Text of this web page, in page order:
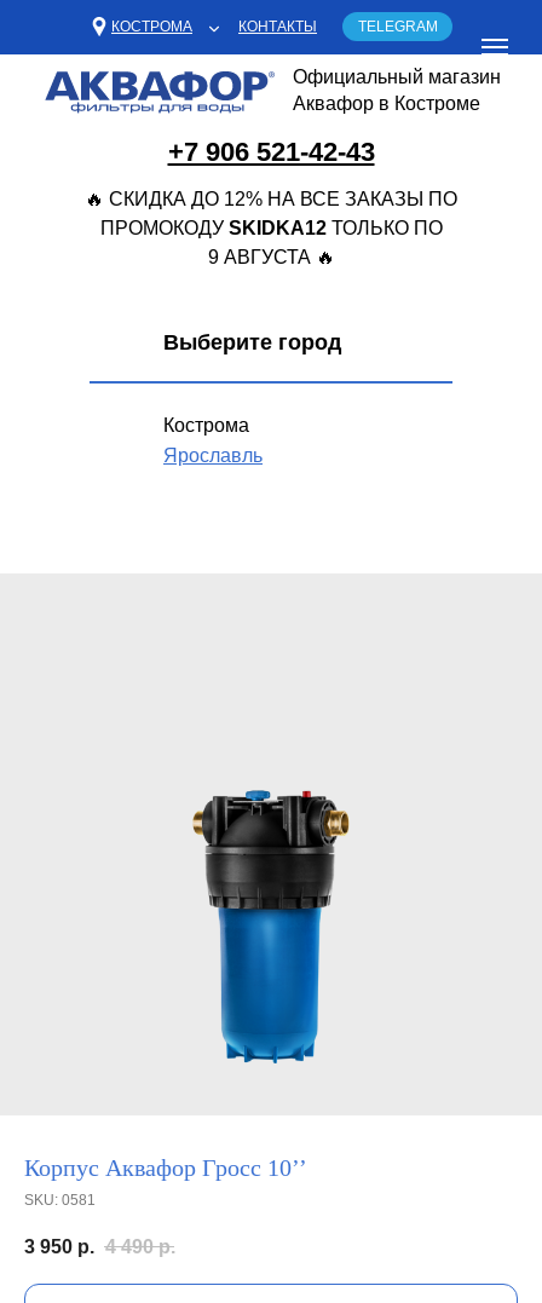
+7 906 521-42-43
КОСТРОМА
Официальный магазин
Аквафор в Костроме
🔥 СКИДКА ДО 12% НА ВСЕ ЗАКАЗЫ ПО
ПРОМОКОДУ SKIDKA12 ТОЛЬКО ПО
9 АВГУСТА 🔥
КОНТАКТЫ TELEGRAM
Кострома
Ярославль
Выберите город
Корпус Аквафор Гросс 10’’
SKU: 0581
3 950 р. 4 490 р.